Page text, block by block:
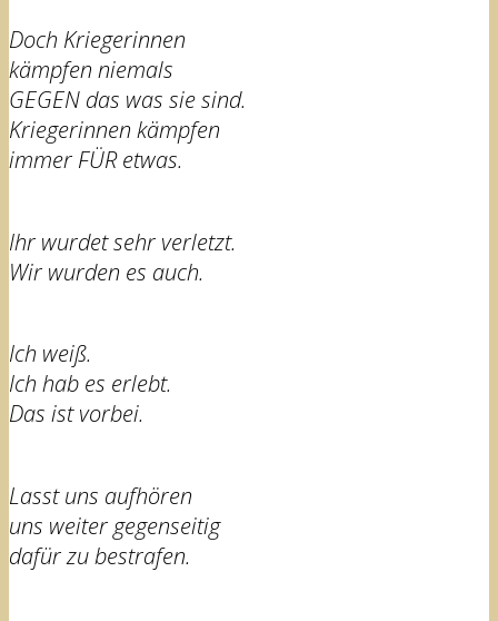
Doch Kriegerinnen
kämpfen niemals
GEGEN das was sie sind.
Kriegerinnen kämpfen
immer FÜR etwas.
Ihr wurdet sehr verletzt.
Wir wurden es auch.
Ich weiß.
Ich hab es erlebt.
Das ist vorbei.
Lasst uns aufhören
uns weiter gegenseitig
dafür zu bestrafen.